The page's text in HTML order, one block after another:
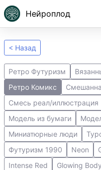
Нейроплод
< Назад
Ретро Футуризм
Ретро Комикс
Смесь реал/иллюстрация
Модель из бумаги
Миниатюрные люди
Футуризм 1990
Neon
Intense Red
Glowing Body